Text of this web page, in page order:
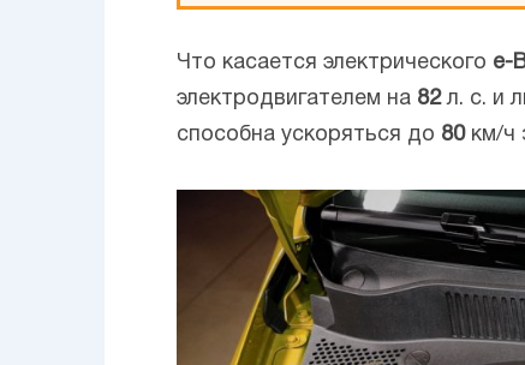
Что касается электрического e-
электродвигателем на 82л. с. и
способна ускоряться до 80км/ч